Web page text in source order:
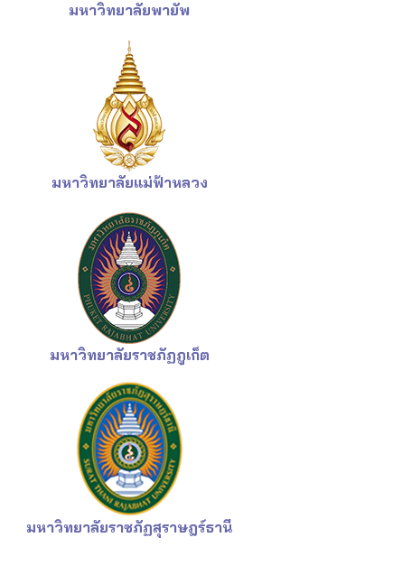
มหาวิทยาลัยพายัพ
มหาวิทยาลัยแม่ฟ้าหลวง
มหาวิทยาลัยราชภัฏภูเก็ต
มหาวิทยาลัยราชภัฏสุราษฎร์ธานี